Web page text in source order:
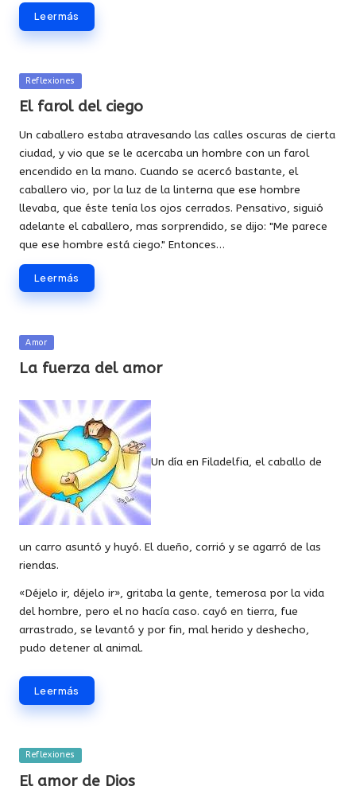
Leer más
Publicada
en
Reflexiones
El farol del ciego
Un caballero estaba atravesando las calles oscuras de cierta
ciudad, y vio que se le acercaba un hombre con un farol
encendido en la mano. Cuando se acercó bastante, el
caballero vio, por la luz de la linterna que ese hombre
llevaba, que éste tenía los ojos cerrados. Pensativo, siguió
adelante el caballero, mas sorprendido, se dijo: "Me parece
que ese hombre está ciego." Entonces…
Leer más
Publicada
Amor
La fuerza del amor
Un día en Filadelfia, el caballo de
un carro asuntó y huyó. El dueño, corrió y se agarró de las
riendas.
«Déjelo ir, déjelo ir», gritaba la gente, temerosa por la vida
del hombre, pero el no hacía caso. cayó en tierra, fue
arrastrado, se levantó y por fin, mal herido y deshecho,
pudo detener al animal.
Leer más
Publicada
Reflexiones
El amor de Dios